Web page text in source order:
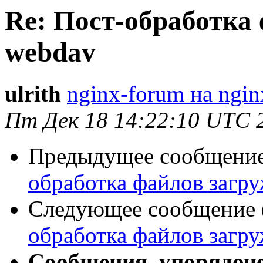
Re: Пост-
webdav
ulrith nginx-forum на
Пт Дек 18 14:22:10 UTC
Предыдущее
обработка файлов
Следующее сообщение
обработка файлов